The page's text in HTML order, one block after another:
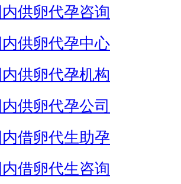
内供卵代孕咨询
内供卵代孕中心
内供卵代孕机构
内供卵代孕公司
内借卵代生助孕
内借卵代生咨询